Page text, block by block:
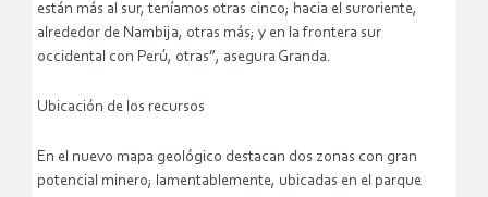
están más al sur, teníamos otras cinco; hacia el suroriente,
alrededor de Nambija, otras más; y en la frontera sur
occidental con Perú, otras”, asegura Granda.
Ubicación de los recursos
En el nuevo mapa geológico destacan dos zonas con gran
potencial minero; lamentablemente, ubicadas en el parque